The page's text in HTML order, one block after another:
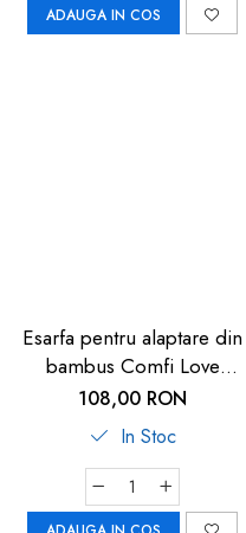
ADAUGA IN COS
Esarfa pentru alaptare din
bambus Comfi Love
Eggshell 844838
108,00 RON
In Stoc